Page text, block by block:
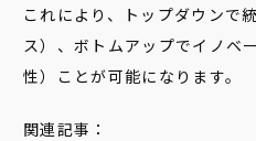
これにより、トップダウンで
ス）、ボトムアップでイノベ
性）ことが可能になります。
関連記事：